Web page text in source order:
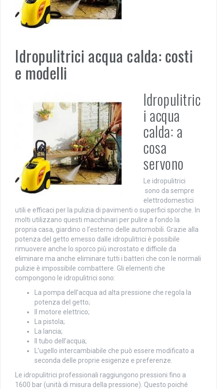
Idropulitrici acqua calda: costi
e modelli
Idropulitric
i acqua
calda: a
cosa
servono
Le idropulitrici
sono da sempre
elettrodomestici
utili e efficaci per la pulizia di pavimenti o superfici sporche. In
molti utilizzano questi macchinari per pulire a fondo la
propria casa, giardino o l’esterno delle automobili. Grazie alla
potenza del getto emesso dalle idropulitrici è possibile
rimuovere anche lo sporco più incrostato e difficile da
eliminare ma anche eliminare tutti i batteri che con le normali
pulizie è impossibile combattere. Gli elementi che
compongono le idropulitrici sono:
La pompa dell’acqua ad alta pressione che regola la
potenza del getto;
Il motore elettrico;
La pistola;
La lancia;
Il tubo dell’acqua;
L’ugello intercambiabile che può essere modificato a
seconda delle proprie esigenze e preferenze.
Le idropulitrici professionali raggiungono pressioni fino a
1600 bar (unità di misura della pressione). Questo poiché